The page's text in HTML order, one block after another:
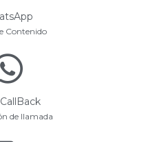
Contenido
de llamada